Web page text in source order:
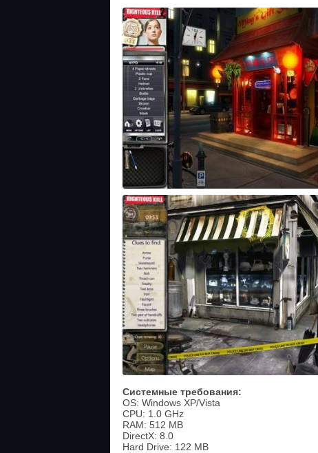
Системные требования:
OS: Windows XP/Vista
CPU: 1.0 GHz
RAM: 512 MB
DirectX: 8.0
Hard Drive: 122 MB